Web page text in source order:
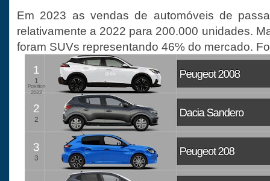
Em 2023 as vendas de automóveis de
relativamente a 2022 para 200.000 unidades.
foram SUVs representando 46% do mercado.